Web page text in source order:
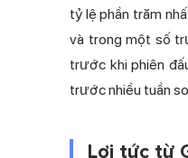
tỷ lệ phần trăm
và trong một số
trước khi phiên
trước nhiều tuần
Lợi tức từ